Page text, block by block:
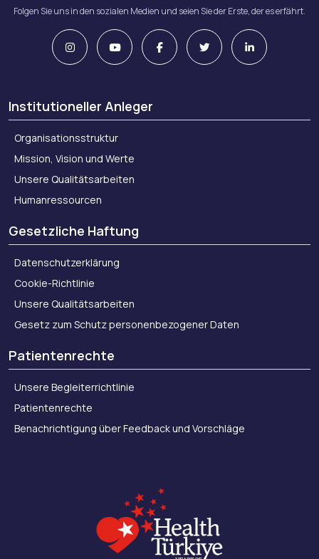
Folgen Sie uns in den sozialen Medien und seien Sie der Erste, der es erfährt.
Institutioneller Anleger
Organisationsstruktur
Mission, Vision und Werte
Unsere Qualitätsarbeiten
Humanressourcen
Gesetzliche Haftung
Datenschutzerklärung
Cookie-Richtlinie
Unsere Qualitätsarbeiten
Gesetz zum Schutz personenbezogener Daten
Patientenrechte
Unsere Begleiterrichtlinie
Patientenrechte
Benachrichtigung über Feedback und Vorschläge